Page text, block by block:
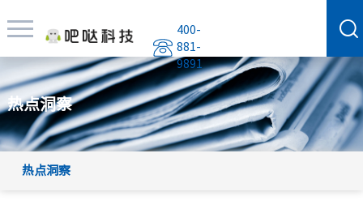
400-
881-
9891
热点洞察
热点洞察